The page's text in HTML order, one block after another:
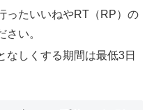
ったいいねやRT（RP）の
い。
なしくする期間は最低3日